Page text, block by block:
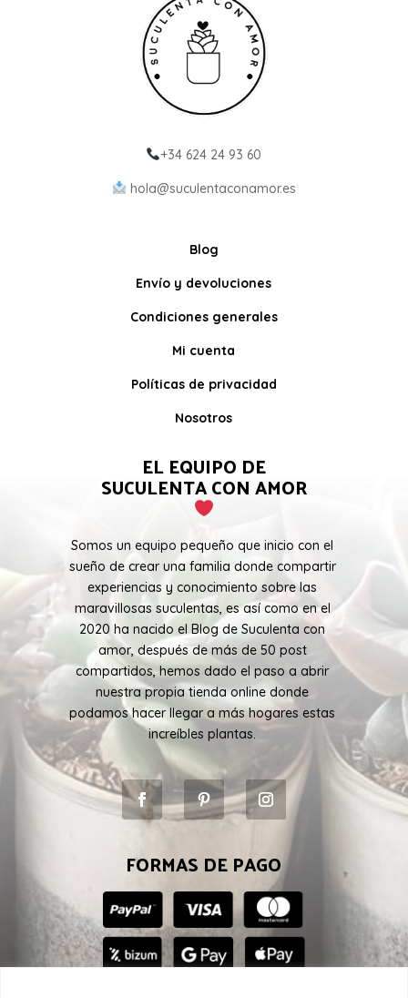
+34 624 24 93 60
hola@suculentaconamor.es
Blog
Envío y devoluciones
Condiciones generales
Mi cuenta
Políticas de privacidad
Nosotros
EL EQUIPO DE
SUCULENTA CON AMOR
Somos un equipo pequeño que inicio con el
sueño de crear una familia donde compartir
experiencias y conocimiento sobre las
maravillosas suculentas, es así como en el
2020 ha nacido el Blog de Suculenta con
amor, después de más de 50 post
compartidos, hemos dado el paso a abrir
nuestra propia tienda online donde
podamos hacer llegar a más hogares estas
increíbles plantas.
FORMAS DE PAGO